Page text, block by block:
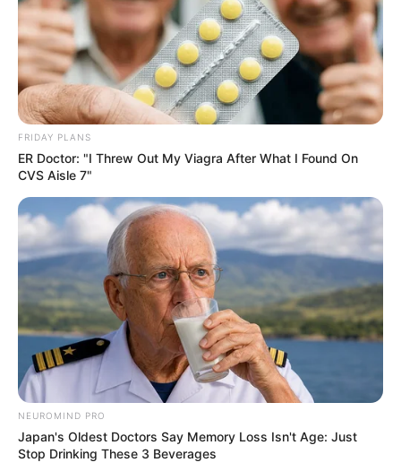
Men 45+ Are Trying This To Perform Better
MEDVI
Arthrologist Begs To Stop Buying Knee Braces - Do
This Instead
FORGE BODY
FRIDAY PLANS
ER Doctor: "I Threw Out My Viagra After What I Found On
CVS Aisle 7"
NEUROMIND PRO
Japan's Oldest Doctors Say Memory Loss Isn't Age: Just
Stop Drinking These 3 Beverages